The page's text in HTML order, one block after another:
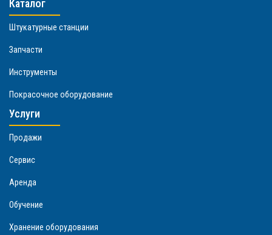
Каталог
Штукатурные станции
Запчасти
Инструменты
Покрасочное оборудование
Услуги
Продажи
Сервис
Аренда
Обучение
Хранение оборудования